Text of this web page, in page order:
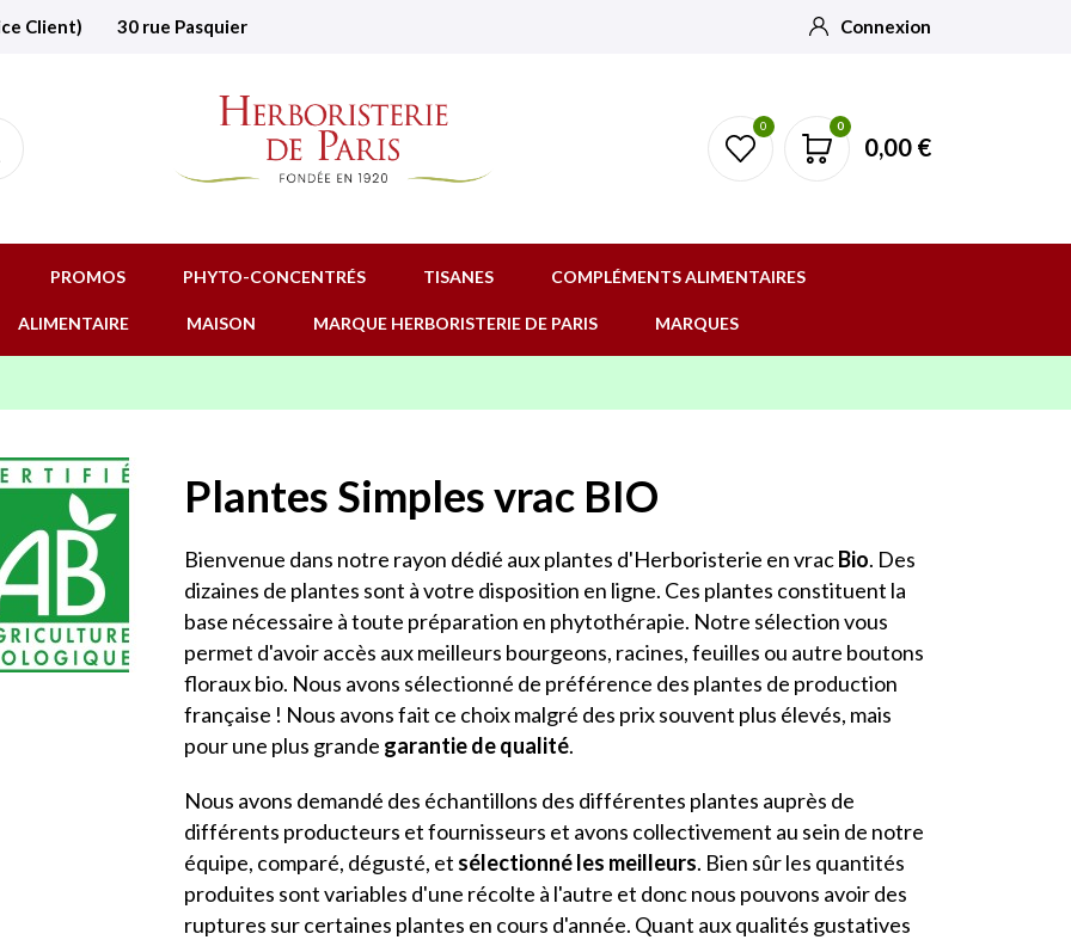
Client) 30 rue Pasquier Connexion
0 0
0,00 €
PROMOS PHYTO-CONCENTRÉS TISANES COMPLÉMENTS ALIMENTAIRES
ALIMENTAIRE MAISON MARQUE HERBORISTERIE DE PARIS MARQUES
Plantes Simples vrac BIO
Bienvenue dans notre rayon dédié aux plantes d'Herboristerie en vracBio. Des
dizaines de plantes sont à votre disposition en ligne. Ces plantes constituent la
base nécessaire à toute préparation en phytothérapie. Notre sélection vous
permet d'avoir accès aux meilleurs bourgeons, racines, feuilles ou autre boutons
floraux bio. Nous avons sélectionné de préférence des plantes de production
française ! Nous avons fait ce choix malgré des prix souvent plus élevés, mais
pour une plus grande garantie de qualité.
Nous avons demandé des échantillons des différentes plantes auprès de
différents producteurs et fournisseurs et avons collectivement au sein de notre
équipe, comparé, dégusté, et sélectionné les meilleurs. Bien sûr les quantités
produites sont variables d'une récolte à l'autre et donc nous pouvons avoir des
ruptures sur certaines plantes en cours d'année. Quant aux qualités gustatives